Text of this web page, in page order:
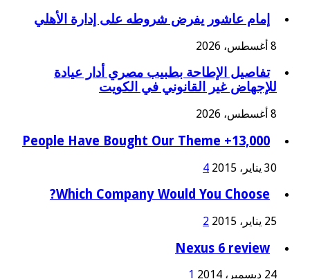
إمام عاشور يفرض شروطه على إدارة الأهلي
8 أغسطس، 2026
تفاصيل الإطاحة بطبيب مصري أدار عيادة
للإجهاض غير القانوني في الكويت
8 أغسطس، 2026
13,000+ People Have Bought Our Theme
30 يناير، 2015 4
Which Company Would You Choose?
25 يناير، 2015 2
Nexus 6 review
24 ديسمبر، 2014 1